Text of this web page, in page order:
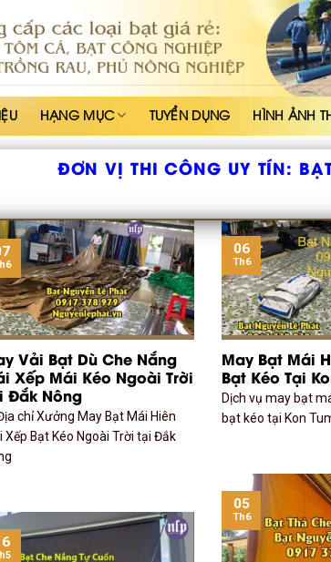
HẠNG MỤC TUYỂN DỤNG HÌNH ẢNH
ĐƠN VỊ THI CÔNG UY TÍN:
Vải Bạt Dù Che Nắng
Xếp Mái Kéo Ngoài Trời
Đắk Nông
chỉ Xưởng May Bạt Mái Hiên
Xếp Bạt Kéo Ngoài Trời tại Đắk
May Bạt Mái
Bạt Kéo Tại
Dịch vụ may bạt
bạt kéo tại Kon
06
Th6
05
Th6